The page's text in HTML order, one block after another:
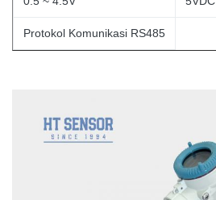
Protokol Komunikasi RS485